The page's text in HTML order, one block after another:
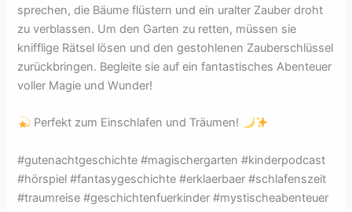
sprechen, die Bäume flüstern und ein uralter Zauber droht
zu verblassen. Um den Garten zu retten, müssen sie
knifflige Rätsel lösen und den gestohlenen Zauberschlüssel
zurückbringen. Begleite sie auf ein fantastisches Abenteuer
voller Magie und Wunder!
Perfekt zum Einschlafen und Träumen!
#gutenachtgeschichte #magischergarten #kinderpodcast
#hörspiel #fantasygeschichte #erklaerbaer #schlafenszeit
#traumreise #geschichtenfuerkinder #mystischeabenteuer